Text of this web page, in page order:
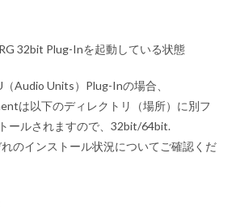
Audio Units）Plug-Inの場合、
は以下のディレクトリ（場所）に別フ
ールされますので、32bit/64bit.
のインストール状況についてご確認くだ